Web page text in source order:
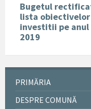
Bugetul
lista
investitii pe anul
2019
PRIMĂRIA
DESPRE COMUNĂ